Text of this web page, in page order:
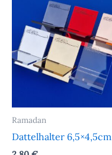
Ramadan
Dattelhalter 6,5×4,5cm